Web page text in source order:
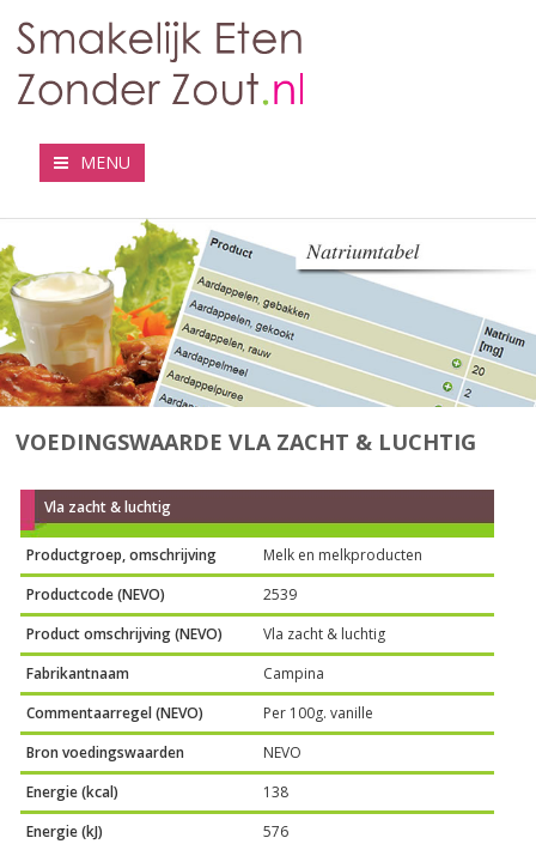
MENU
VOEDINGSWAARDE VLA ZACHT & LUCHTIG
Vla zacht & luchtig
Productgroep, omschrijving
Melk en melkproducten
Productcode (NEVO)
2539
Product omschrijving (NEVO)
Vla zacht & luchtig
Fabrikantnaam
Campina
Commentaarregel (NEVO)
Per 100g. vanille
Bron voedingswaarden
NEVO
Energie (kcal)
138
Energie (kJ)
576